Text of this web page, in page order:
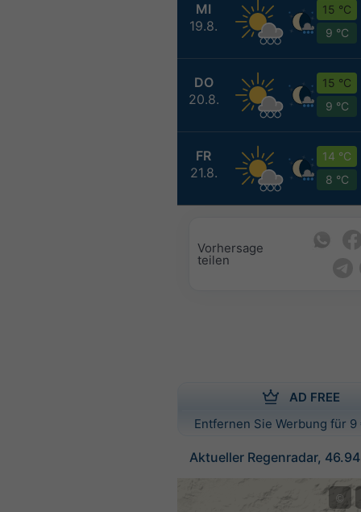
MI
19.8.
15 °C
9 °C
DO
20.8.
15 °C
9 °C
FR
21.8.
14 °C
8 °C
Vorhersage
teilen
AD FREE
Entfernen Sie Werbung für
Aktueller Regenradar,
©